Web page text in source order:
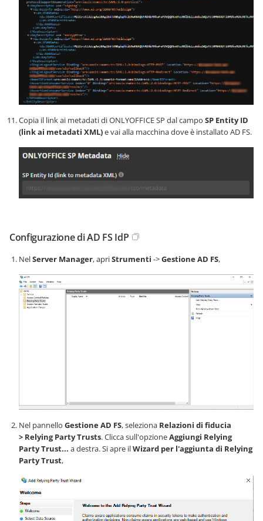
Copia il link ai metadati di ONLYOFFICE SP dal campo SP Entity ID
(link ai metadati XML)e vai alla macchina dove è installato AD FS.
Configurazione di AD FS IdP
NelServer Manager, apriStrumenti ->Gestione AD FS,
Nel pannello Gestione AD FS, seleziona Relazioni di fiducia
> Relying Party Trusts. Clicca sull'opzioneAggiungi Relying
Party Trust... a destra. Si apre ilWizard per l'aggiunta di Relying
Party Trust,